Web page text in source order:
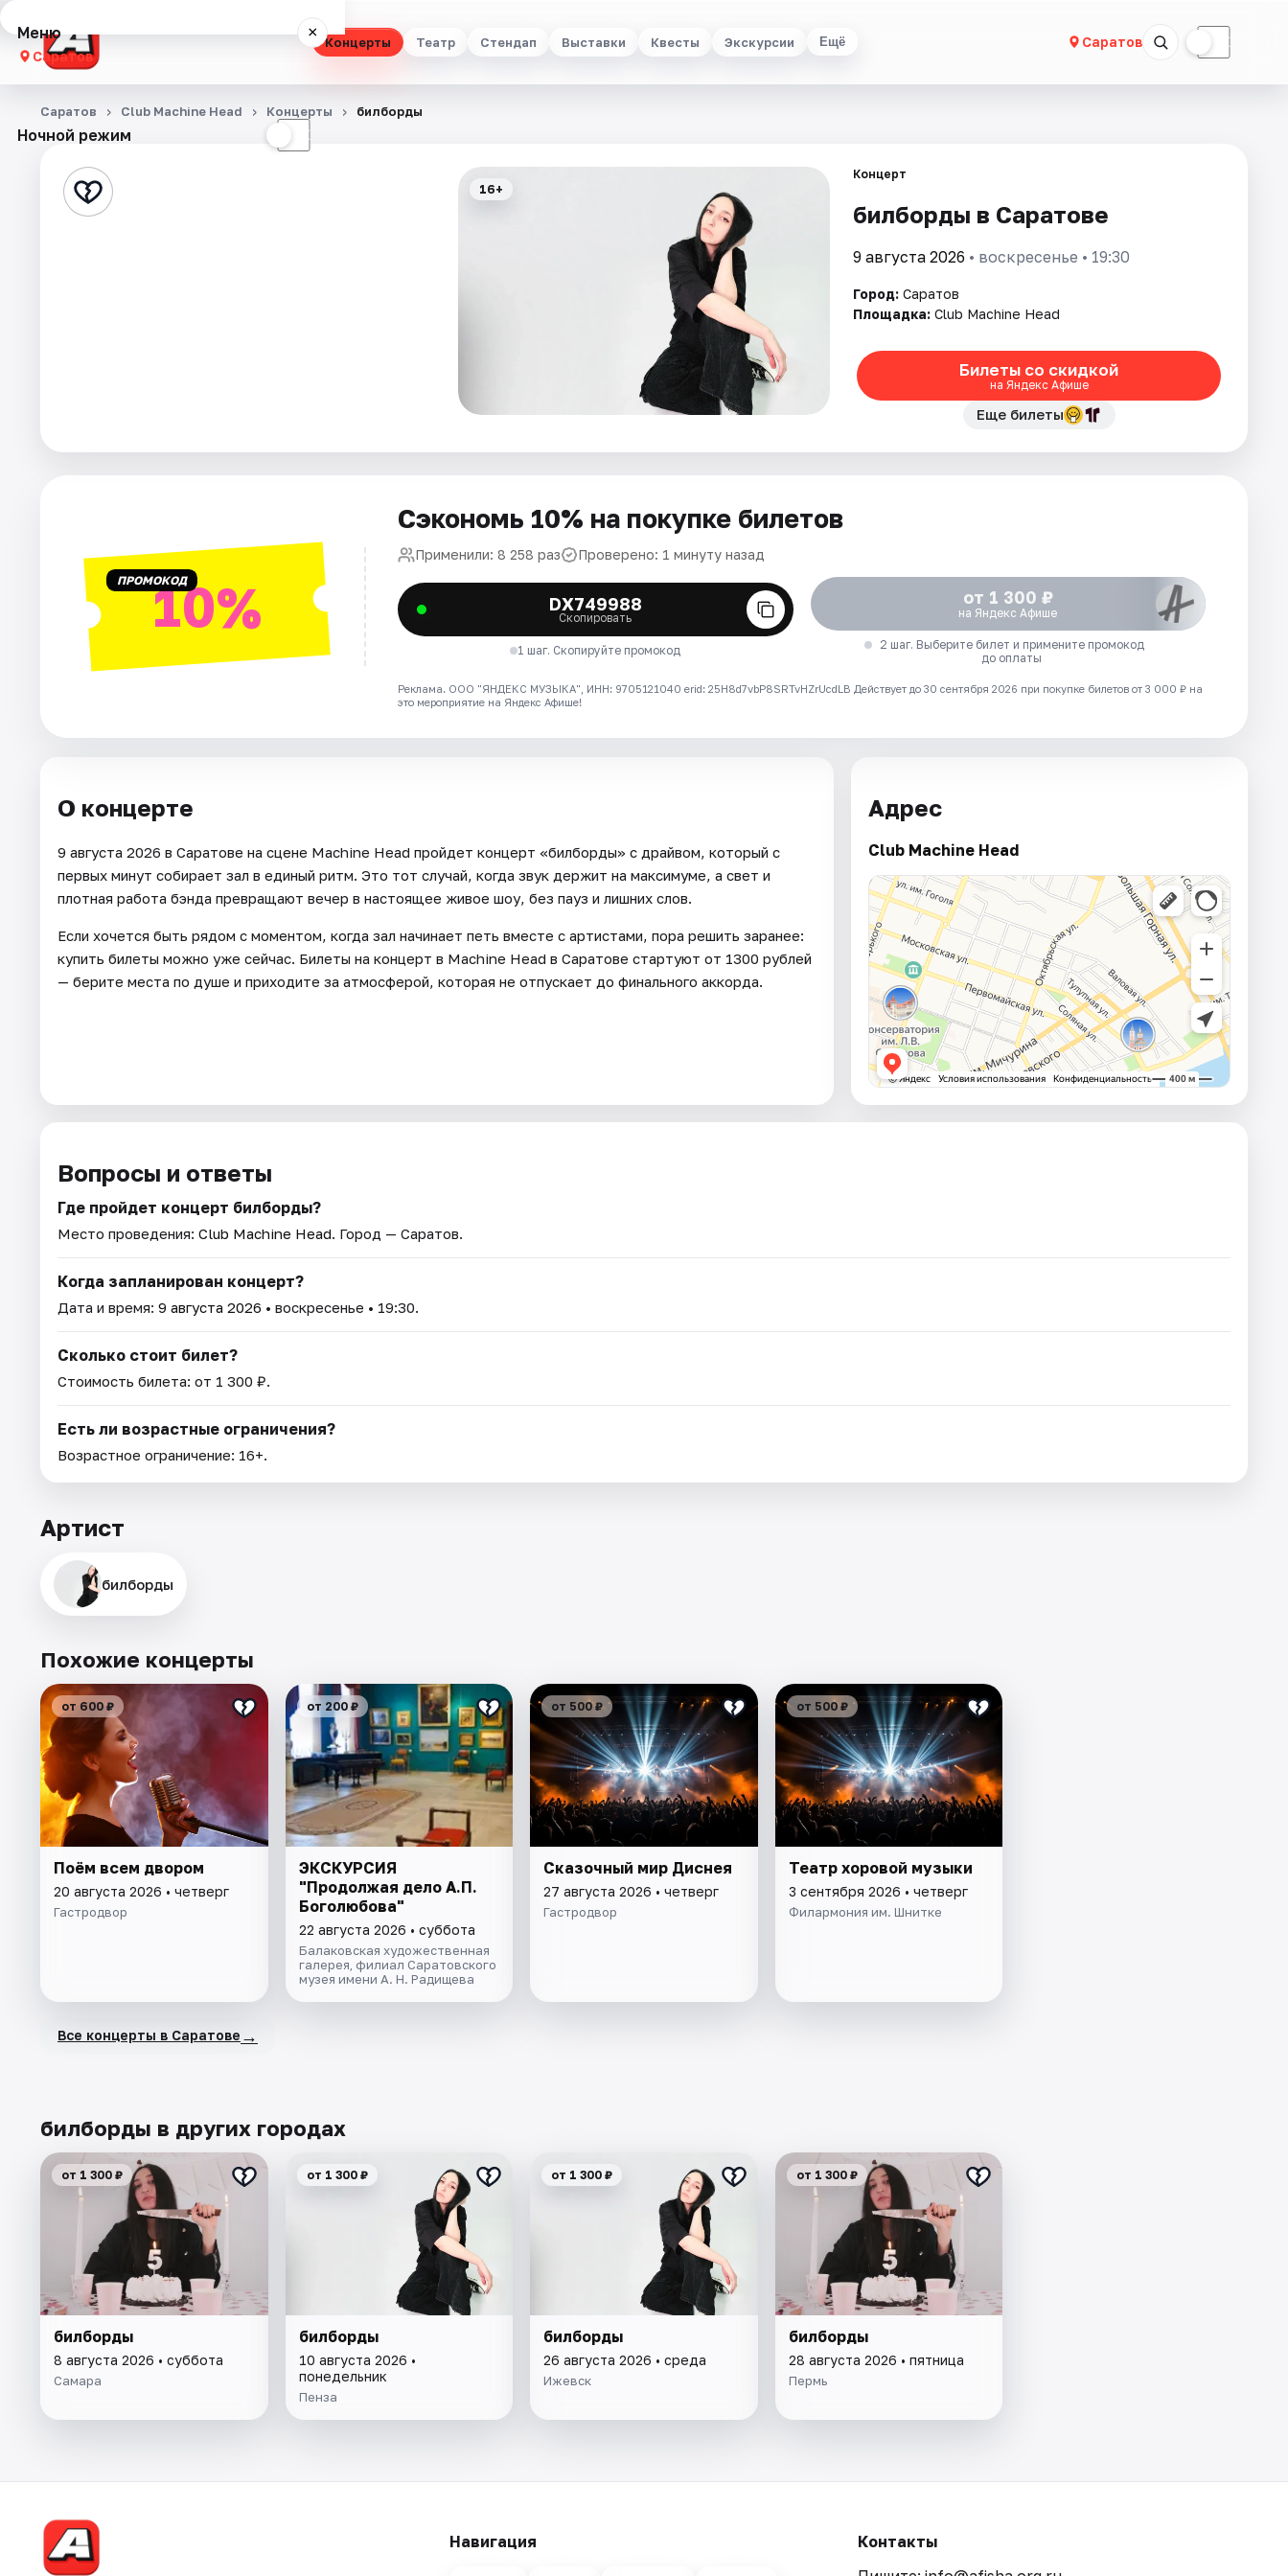
Концерты Театр Стендап Выставки Квесты Экскурсии Ещё Саратов ☾
Меню ×
Саратов
Концерты
Стендап
Рейтинги
Ночной режим ☾
Саратов Club Machine Head Концерты билборды
16+
Концерт
билборды в Саратове
9 августа 2026 • воскресенье • 19:30
Город: Саратов
Площадка: Club Machine Head
Билеты со скидкой
на Яндекс Афише
Еще билеты
ПРОМОКОД10%
Сэкономь 10% на покупке билетов
Применили: 8 258 раз Проверено: 1 минуту назад
DX749988
Скопировать
1 шаг. Скопируйте промокод
от 1 300 ₽
на Яндекс Афише
2 шаг. Выберите билет и примените промокод
до оплаты
Реклама. ООО "ЯНДЕКС МУЗЫКА", ИНН: 9705121040 erid: 25H8d7vbP8SRTvHZrUcdLB Действует до 30 сентября 2026 при покупке билетов от 3 000 ₽ на
это мероприятие на Яндекс Афише!
О концерте
9 августа 2026 в Саратове на сцене Machine Head пройдет концерт «билборды» с драйвом, который с
первых минут собирает зал в единый ритм. Это тот случай, когда звук держит на максимуме, а свет и
плотная работа бэнда превращают вечер в настоящее живое шоу, без пауз и лишних слов.
Если хочется быть рядом с моментом, когда зал начинает петь вместе с артистами, пора решить заранее:
купить билеты можно уже сейчас. Билеты на концерт в Machine Head в Саратове стартуют от 1300 рублей
— берите места по душе и приходите за атмосферой, которая не отпускает до финального аккорда.
Адрес
Club Machine Head
Вопросы и ответы
Где пройдет концерт билборды?
Место проведения: Club Machine Head. Город — Саратов.
Когда запланирован концерт?
Дата и время: 9 августа 2026 • воскресенье • 19:30.
Сколько стоит билет?
Стоимость билета: от 1 300 ₽.
Есть ли возрастные ограничения?
Возрастное ограничение: 16+.
Артист
билборды
Похожие концерты
от 600 ₽
Поём всем двором
20 августа 2026 • четверг
Гастродвор
от 200 ₽
ЭКСКУРСИЯ
"Продолжая дело А.П.
Боголюбова"
22 августа 2026 • суббота
Балаковская художественная
галерея, филиал Саратовского
музея имени А. Н. Радищева
от 500 ₽
Сказочный мир Диснея
27 августа 2026 • четверг
Гастродвор
от 500 ₽
Театр хоровой музыки
3 сентября 2026 • четверг
Филармония им. Шнитке
Все концерты в Саратове →
билборды в других городах
от 1 300 ₽
билборды
8 августа 2026 • суббота
Самара
от 1 300 ₽
билборды
10 августа 2026 •
понедельник
Пенза
от 1 300 ₽
билборды
26 августа 2026 • среда
Ижевск
от 1 300 ₽
билборды
28 августа 2026 • пятница
Пермь
Навигация
Контакты